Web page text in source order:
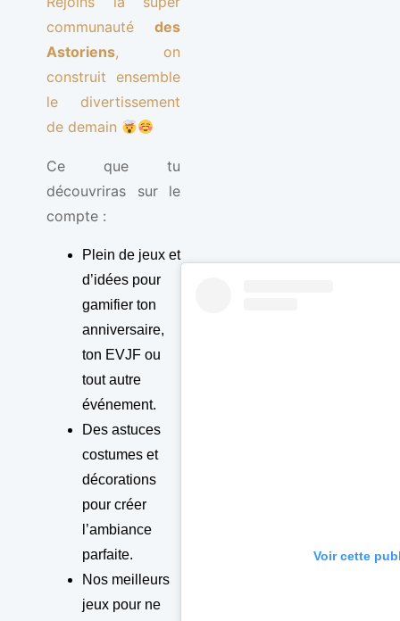
communauté des
Astoriens, on
construit ensemble
le divertissement
de demain
Ce que tu
découvriras sur le
compte :
Plein de jeux et
d’idées pour
gamifier ton
anniversaire,
ton EVJF ou
tout autre
événement.
Des astuces
costumes et
décorations
pour créer
l’ambiance
parfaite.
Nos meilleurs
jeux pour ne
Voir cette